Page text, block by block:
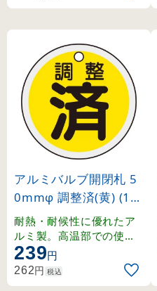
アルミバルブ開閉札 5
0mmφ 調整済(黄) (15
7090)
耐熱・耐候性に優れたア
ルミ製。高温部での使用
にも適したバルブ表示札
。
239円
262円 税込